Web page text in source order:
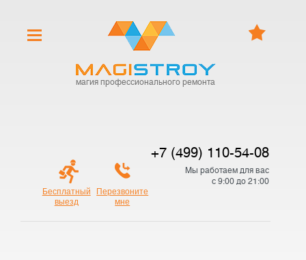
магия профессионального ремонта
+7 (499) 110-54-08
Мы работаем для вас
с 9:00 до 21:00
Бесплатный
выезд
Перезвоните
мне